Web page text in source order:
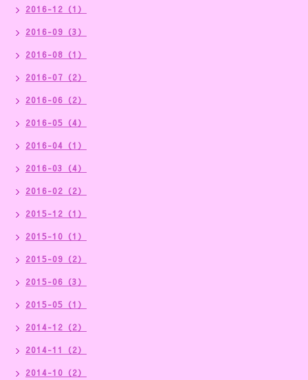
2016-12（1）
2016-09（3）
2016-08（1）
2016-07（2）
2016-06（2）
2016-05（4）
2016-04（1）
2016-03（4）
2016-02（2）
2015-12（1）
2015-10（1）
2015-09（2）
2015-06（3）
2015-05（1）
2014-12（2）
2014-11（2）
2014-10（2）